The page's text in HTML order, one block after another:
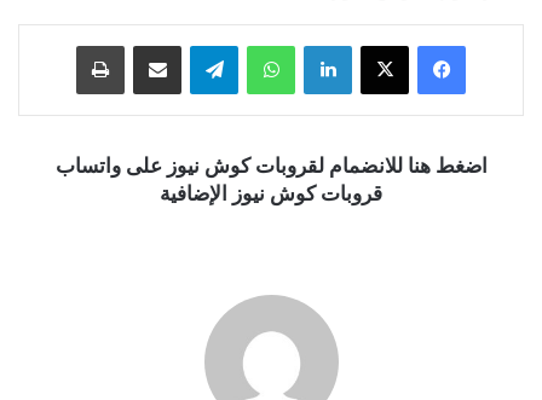
فيسبوك ‫X لينكدإن واتساب تيلقرام
اضغط هنا للانضمام لقروبات كوش نيوز على واتساب
قروبات كوش نيوز الإضافية